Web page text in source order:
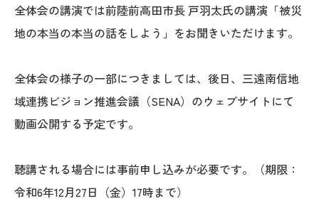
全体会の講演では前陸前高田市長 戸羽太氏の講演「被災
地の本当の本当の話をしよう」をお聞きいただけます。
全体会の様子の一部につきましては、後日、三遠南信地
域連携ビジョン推進会議（SENA）のウェブサイトにて
動画公開する予定です。
聴講される場合には事前申し込みが必要です。（期限：
令和6年12月27日（金）17時まで）